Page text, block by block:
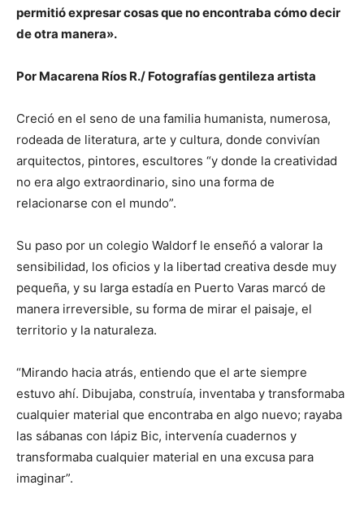
permitió expresar cosas que no encontraba cómo decir
de otra manera».
Por Macarena Ríos R./ Fotografías gentileza artista
Creció en el seno de una familia humanista, numerosa,
rodeada de literatura, arte y cultura, donde convivían
arquitectos, pintores, escultores “y donde la creatividad
no era algo extraordinario, sino una forma de
relacionarse con el mundo”.
Su paso por un colegio Waldorf le enseñó a valorar la
sensibilidad, los oficios y la libertad creativa desde muy
pequeña, y su larga estadía en Puerto Varas marcó de
manera irreversible, su forma de mirar el paisaje, el
territorio y la naturaleza.
“Mirando hacia atrás, entiendo que el arte siempre
estuvo ahí. Dibujaba, construía, inventaba y transformaba
cualquier material que encontraba en algo nuevo; rayaba
las sábanas con lápiz Bic, intervenía cuadernos y
transformaba cualquier material en una excusa para
imaginar”.